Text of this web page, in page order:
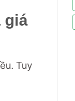
giá
Tuy